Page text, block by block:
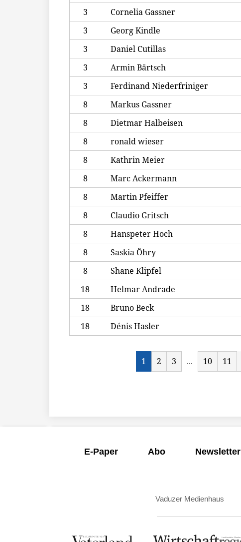
3
Cornelia Gassner
3
Georg Kindle
3
Daniel Cutillas
3
Armin Bärtsch
3
Ferdinand Niederfriniger
8
Markus Gassner
8
Dietmar Halbeisen
8
ronald wieser
8
Kathrin Meier
8
Marc Ackermann
8
Martin Pfeiffer
8
Claudio Gritsch
8
Hanspeter Hoch
8
Saskia Öhry
8
Shane Klipfel
18
Helmar Andrade
18
Bruno Beck
18
Dénis Hasler
1 2 3 ... 10 11
E-Paper Abo Newsletter
Vaduzer Medienhaus